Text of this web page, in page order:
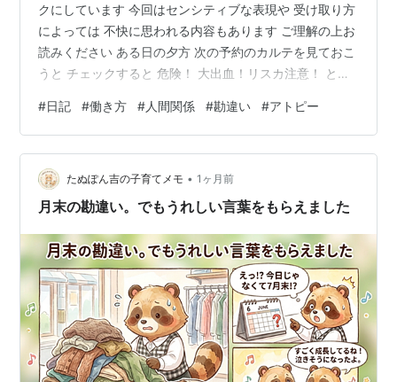
クにしています 今回はセンシティブな表現や 受け取り方
によっては 不快に思われる内容もあります ご理解の上お
読みください ある日の夕方 次の予約のカルテを見ておこ
うと チェックすると 危険！ 大出血！リスカ注意！ とイ
のか？この人・・・・？ 何かおかしい、と思って以前担
当した 掘君にききます ちょっと、コレ、何？ 大出血っ
てどうしたの？何が危険なの？ あーっ、その人の予約は
いったんだぁ わぁー頑張って～ え？いや、質問に答えて
よ 何があったのよ 何って、書いてあるとおり、リスカだ
#日記 #働き方 #人間関係 #勘違い #アトピー
たぬぽん吉の子育てメモ • 1ヶ月前
月末の勘違い。でもうれしい言葉をもらえました